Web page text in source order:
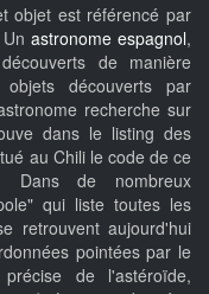
objet est référencé par
astronome espagnol,
de manière
découverts par
recherche sur
dans le listing des
au Chili le code de ce
Dans de nombreux
qui liste toutes les
retrouvent aujourd'hui
pointées par le
de l'astéroïde,